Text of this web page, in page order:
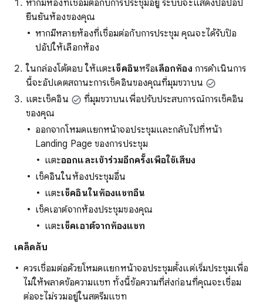
หากมีห้องที่เชื่อมต่อกับการประชุมอยู่ ระบบจะแสดงป๊อปอัป
ยืนยันห้องของคุณ
หากมีหลายห้องที่เชื่อมต่อกับการประชุม คุณจะได้รับป๊อ
ปอัปให้เลือกห้อง
ในกล่องโต้ตอบ ให้แตะเช็คอินหรือเลือกห้อง การดำเนินการ
นี้จะอัปเดตสถานะการเช็คอินของคุณที่มุมขวาบน
แตะเช็คอิน
ที่มุมขวาบนเพื่อปรับประสบการณ์การเช็คอิน
ของคุณ
ออกจากโหมดแยกหน้าจอประชุมและกลับไปที่หน้า
Landing Page ของการประชุม
แตะออกและเข้าร่วมอีกครั้งเพื่อใช้เสียง
เช็คอินในห้องประชุมอื่น
แตะเช็คอินในห้องแชทอื่น
เช็คเอาต์จากห้องประชุมของคุณ
แตะเช็คเอาต์จากห้องแชท
เคล็ดลับ
ควรเชื่อมต่อด้วยโหมดแยกหน้าจอประชุมตั้งแต่เริ่มประชุมเพื่อ
ไม่ให้พลาดข้อความแชท ทั้งนี้ข้อความที่ส่งก่อนที่คุณจะเชื่อม
ต่อจะไม่รวมอยู่ในสตรีมแชท